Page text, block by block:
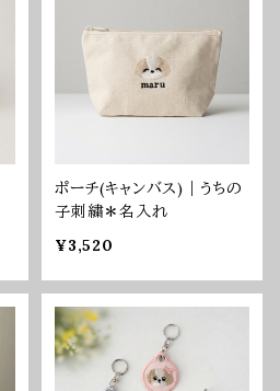
ポーチ(キャンバス)｜うちの
子刺繍＊名入れ
¥3,520